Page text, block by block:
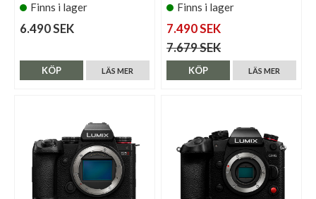
Finns i lager
6.490 SEK
LÄS MER
KÖP
Finns i lager
7.490 SEK
7.679 SEK
LÄS MER
KÖP